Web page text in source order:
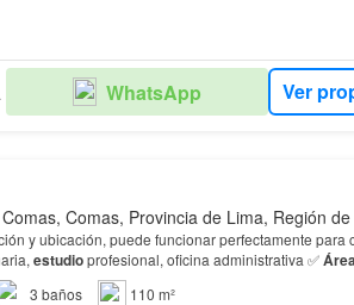
WhatsApp Ver
Comas, Provincia de Lima, Región
y ubicación, puede funcionar perfectamente para
estudioprofesional, oficina administrativa ✅
completos ✅ Amplia sala –…
3 baños
110 m²